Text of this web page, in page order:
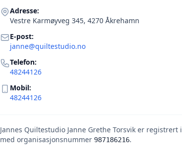
Adresse:
Vestre Karmøyveg 345, 4270 Åkrehamn
E-post:
janne@quiltestudio.no
Telefon:
48244126
Mobil:
48244126
Jannes Quiltestudio Janne Grethe Torsvik er registrert i
med organisasjonsnummer 987186216.